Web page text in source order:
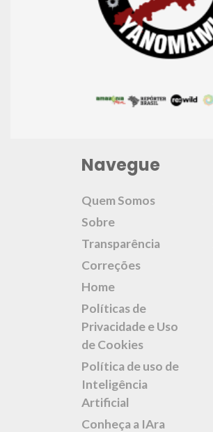
Navegue
Quem Somos
Sobre
Transparência
Correções
Home
Políticas de
Privacidade e Uso
de Cookies
Política de uso de
Inteligência
Artificial
Conheça a IAra